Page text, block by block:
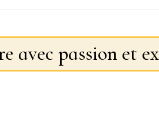
avec passion et